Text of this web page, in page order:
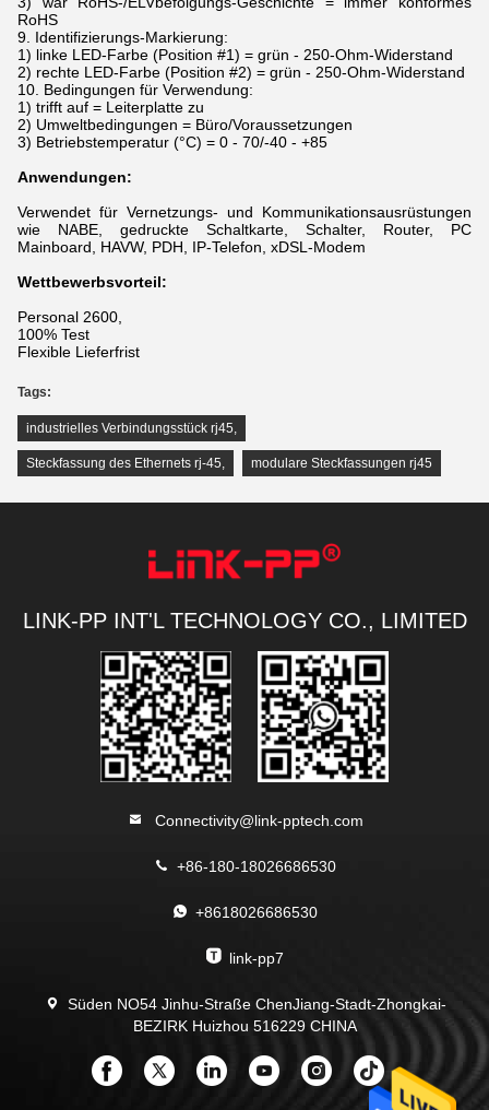
RoHS
9. Identifizierungs-Markierung:
1) linke LED-Farbe (Position #1) = grün - 250-Ohm-Widerstand
2) rechte LED-Farbe (Position #2) = grün - 250-Ohm-Widerstand
10. Bedingungen für Verwendung:
1) trifft auf = Leiterplatte zu
2) Umweltbedingungen = Büro/Voraussetzungen
3) Betriebstemperatur (°C) = 0 - 70/-40 - +85
Anwendungen:
Verwendet für Vernetzungs- und Kommunikationsausrüstungen
wie NABE, gedruckte Schaltkarte, Schalter, Router, PC
Mainboard, HAVW, PDH, IP-Telefon, xDSL-Modem
Wettbewerbsvorteil:
Personal 2600,
100% Test
Flexible Lieferfrist
Tags:
industrielles Verbindungsstück rj45,
Steckfassung des Ethernets rj-45, modulare Steckfassungen rj45
LINK-PP INT'L TECHNOLOGY CO., LIMITED
Connectivity@link-pptech.com
+86-180-18026686530
+8618026686530
link-pp7
Süden NO54 Jinhu-Straße ChenJiang-Stadt-Zhongkai-
BEZIRK Huizhou 516229 CHINA